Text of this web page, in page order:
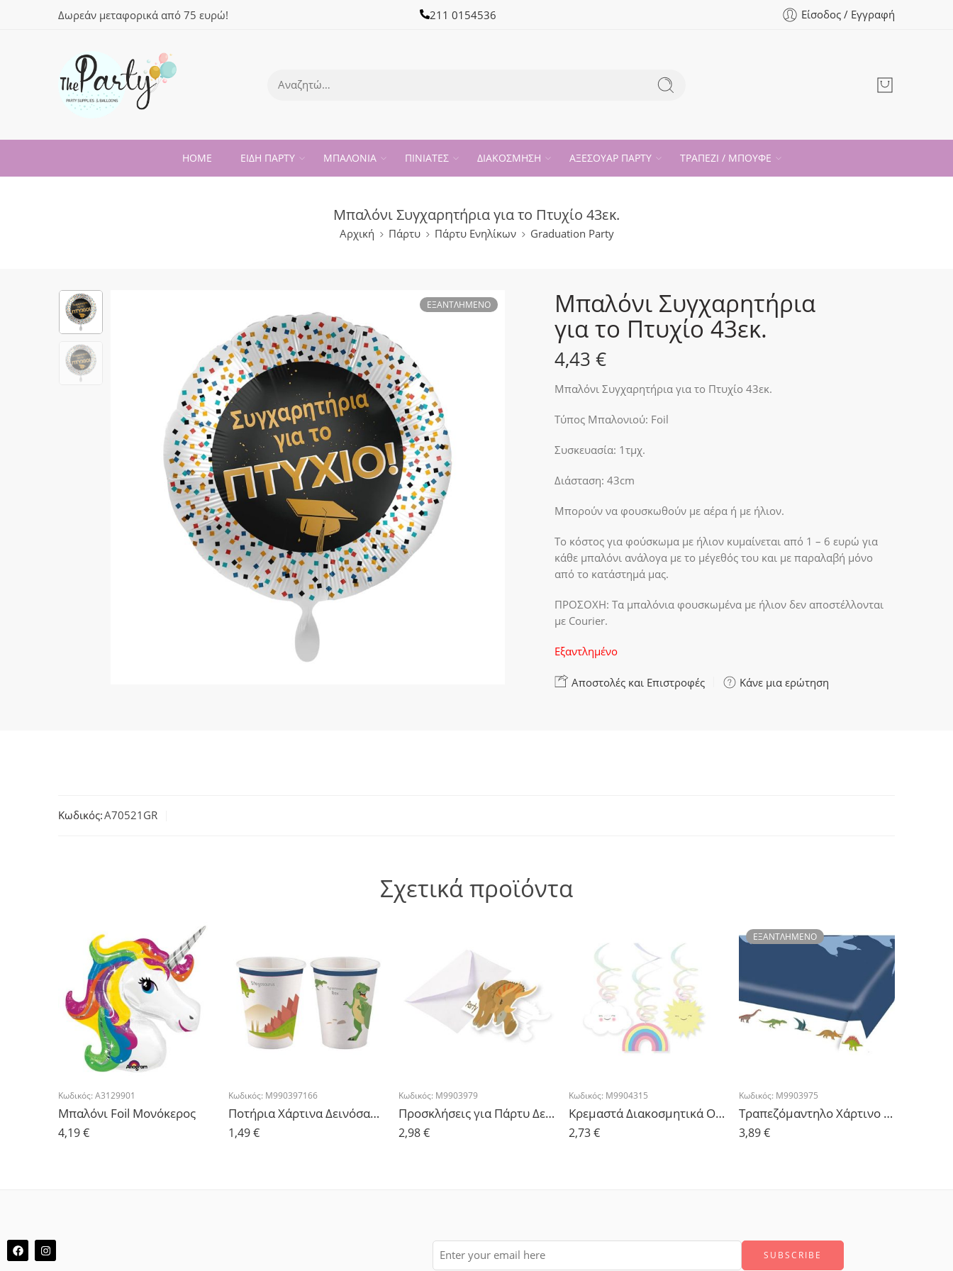
Δωρεάν μεταφορικά από 75 ευρώ! 211 0154536 Είσοδος / Εγγραφή
HOME ΕΙΔΗ ΠΑΡΤΥ ΜΠΑΛΟΝΙΑ ΠΙΝΙΑΤΕΣ ΔΙΑΚΟΣΜΗΣΗ ΑΞΕΣΟΥΑΡ ΠΑΡΤΥ ΤΡΑΠΕΖΙ / ΜΠΟΥΦΕ
Μπαλόνι Συγχαρητήρια για το Πτυχίο 43εκ.
Αρχική Πάρτυ Πάρτυ Ενηλίκων Graduation Party
ΕΞΑΝΤΛΗΜΈΝΟ Μπαλόνι Συγχαρητήρια
για το Πτυχίο 43εκ.
4,43 €
Μπαλόνι Συγχαρητήρια για το Πτυχίο 43εκ.
Τύπος Μπαλονιού: Foil
Συσκευασία: 1τμχ.
Διάσταση: 43cm
Μπορούν να φουσκωθούν με αέρα ή με ήλιον.
Το κόστος για φούσκωμα με ήλιον κυμαίνεται από 1 – 6 ευρώ για
κάθε μπαλόνι ανάλογα με το μέγεθός του και με παραλαβή μόνο
από το κατάστημά μας.
ΠΡΟΣΟΧΗ: Τα μπαλόνια φουσκωμένα με ήλιον δεν αποστέλλονται
με Courier.
Εξαντλημένο
Αποστολές και Επιστροφές Κάνε μια ερώτηση
Κωδικός:A70521GR
Σχετικά προϊόντα
Κωδικός: A3129901
Μπαλόνι Foil Μονόκερος
4,19€
Κωδικός: M990397166
Ποτήρια Χάρτινα Δεινόσαυροι – 8τμχ.
1,49€
Κωδικός: M9903979
Προσκλήσεις για Πάρτυ Δεινόσαυροι – 8τμχ.
2,98€
Κωδικός: M9904315
Κρεμαστά Διακοσμητικά Ουράνιο Τόξο – 6τμχ.
2,73€
ΕΞΑΝΤΛΗΜΈΝΟ
Κωδικός: M9903975
Τραπεζόμαντηλο Χάρτινο Δεινόσαυρoι
3,89€